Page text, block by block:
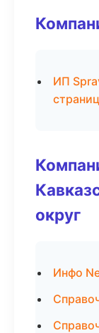
ИП
округ
Инфо